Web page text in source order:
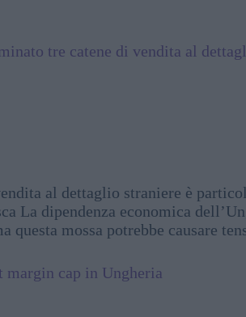
tre catene di vendita al
al dettaglio straniere è
La dipendenza economica
mossa potrebbe causare
cap in Ungheria